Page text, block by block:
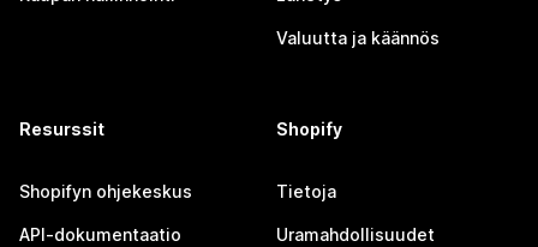
Valuutta ja käännös
Resurssit
Shopifyn ohjekeskus
API-dokumentaatio
Shopify
Tietoja
Uramahdollisuudet